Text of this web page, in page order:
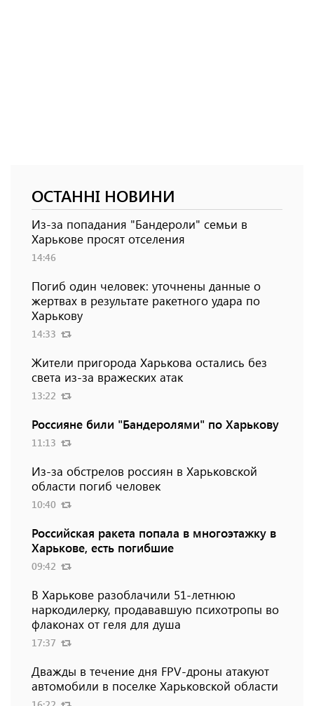
ОСТАННІ НОВИНИ
Из-за попадания "Бандероли" семьи в
Харькове просят отселения
14:46
Погиб один человек: уточнены данные о
жертвах в результате ракетного удара по
Харькову
14:33
Жители пригорода Харькова остались без
света из-за вражеских атак
13:22
Россияне били "Бандеролями" по Харькову
11:13
Из-за обстрелов россиян в Харьковской
области погиб человек
10:40
Российская ракета попала в многоэтажку в
Харькове, есть погибшие
09:42
В Харькове разоблачили 51-летнюю
наркодилерку, продававшую психотропы во
флаконах от геля для душа
17:37
Дважды в течение дня FPV-дроны атакуют
автомобили в поселке Харьковской области